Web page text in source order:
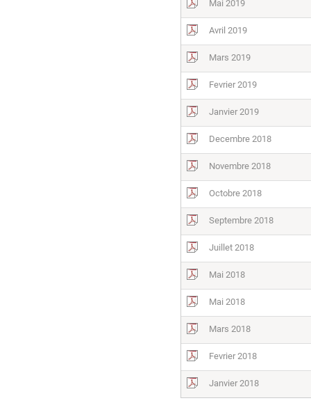
Mai 2019
Avril 2019
Mars 2019
Fevrier 2019
Janvier 2019
Decembre 2018
Novembre 2018
Octobre 2018
Septembre 2018
Juillet 2018
Mai 2018
Mai 2018
Mars 2018
Fevrier 2018
Janvier 2018